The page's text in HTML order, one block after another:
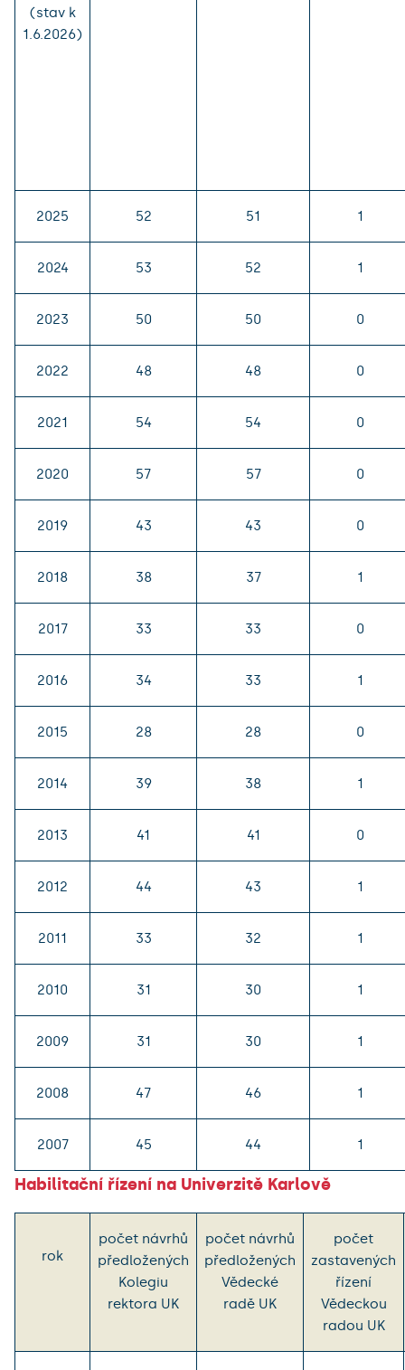
(stav k
1.6.2026)
2025 52 51 1
2024 53 52 1
2023 50 50 0
2022 48 48 0
2021 54 54 0
2020 57 57 0
2019 43 43 0
2018 38 37 1
2017 33 33 0
2016 34 33 1
2015 28 28 0
2014 39 38 1
2013 41 41 0
2012 44 43 1
2011 33 32 1
2010 31 30 1
2009 31 30 1
2008 47 46 1
2007 45 44 1
Habilitační řízení na Univerzitě Karlově
rok
počet návrhů
předložených
Kolegiu
rektora UK
počet návrhů
předložených
Vědecké
radě UK
počet
zastavených
řízení
Vědeckou
radou UK